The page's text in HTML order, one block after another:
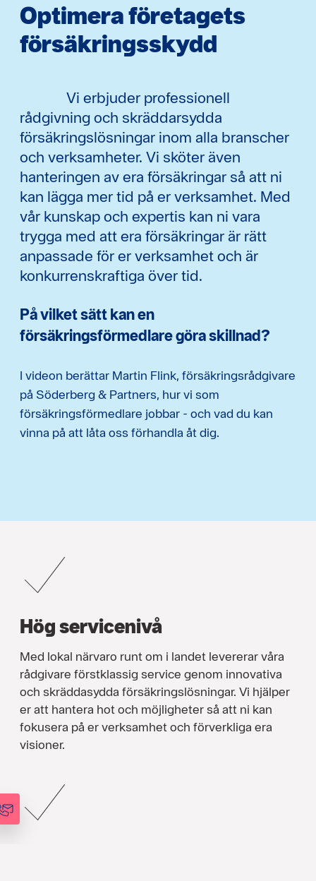
Optimera företagets
försäkringsskydd
Vi erbjuder professionell
rådgivning och skräddarsydda
försäkringslösningar inom alla branscher
och verksamheter. Vi sköter även
hanteringen av era försäkringar så att ni
kan lägga mer tid på er verksamhet. Med
vår kunskap och expertis kan ni vara
trygga med att era försäkringar är rätt
anpassade för er verksamhet och är
konkurrenskraftiga över tid.
På vilket sätt kan en
försäkringsförmedlare göra skillnad?
I videon berättar Martin Flink, försäkringsrådgivare
på Söderberg & Partners, hur vi som
försäkringsförmedlare jobbar - och vad du kan
vinna på att låta oss förhandla åt dig.
Hög servicenivå
Med lokal närvaro runt om i landet levererar våra
rådgivare förstklassig service genom innovativa
och skräddasydda försäkringslösningar. Vi hjälper
er att hantera hot och möjligheter så att ni kan
fokusera på er verksamhet och förverkliga era
visioner.